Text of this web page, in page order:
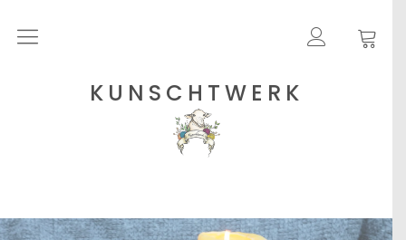
KUNSCHTWERK
Rohgarne
Strickanleitungen
Etsy – Garne